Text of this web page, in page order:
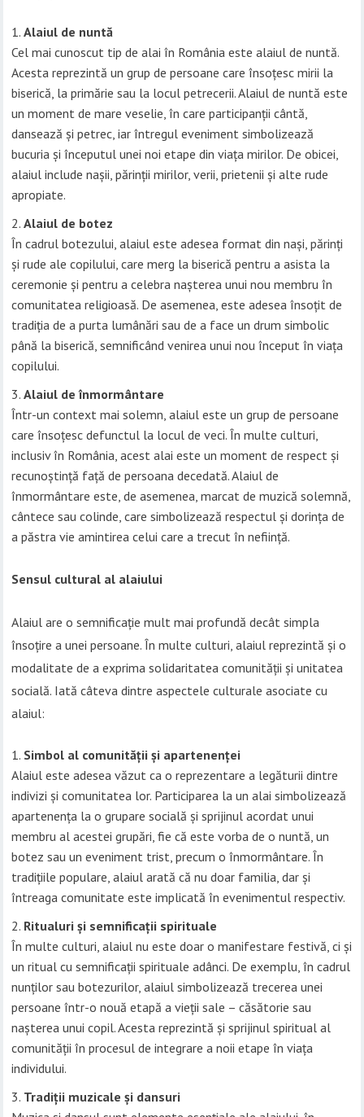
Alaiul de nuntă
Cel mai cunoscut tip de alai în România este alaiul de nuntă.
Acesta reprezintă un grup de persoane care însoțesc mirii la
biserică, la primărie sau la locul petrecerii. Alaiul de nuntă este
un moment de mare veselie, în care participanții cântă,
dansează și petrec, iar întregul eveniment simbolizează
bucuria și începutul unei noi etape din viața mirilor. De obicei,
alaiul include nașii, părinții mirilor, verii, prietenii și alte rude
apropiate.
Alaiul de botez
În cadrul botezului, alaiul este adesea format din nași, părinți
și rude ale copilului, care merg la biserică pentru a asista la
ceremonie și pentru a celebra nașterea unui nou membru în
comunitatea religioasă. De asemenea, este adesea însoțit de
tradiția de a purta lumânări sau de a face un drum simbolic
până la biserică, semnificând venirea unui nou început în viața
copilului.
Alaiul de înmormântare
Într-un context mai solemn, alaiul este un grup de persoane
care însoțesc defunctul la locul de veci. În multe culturi,
inclusiv în România, acest alai este un moment de respect și
recunoștință față de persoana decedată. Alaiul de
înmormântare este, de asemenea, marcat de muzică solemnă,
cântece sau colinde, care simbolizează respectul și dorința de
a păstra vie amintirea celui care a trecut în neființă.
Sensul cultural al alaiului
Alaiul are o semnificație mult mai profundă decât simpla
însoțire a unei persoane. În multe culturi, alaiul reprezintă și o
modalitate de a exprima solidaritatea comunității și unitatea
socială. Iată câteva dintre aspectele culturale asociate cu
alaiul:
Simbol al comunității și apartenenței
Alaiul este adesea văzut ca o reprezentare a legăturii dintre
indivizi și comunitatea lor. Participarea la un alai simbolizează
apartenența la o grupare socială și sprijinul acordat unui
membru al acestei grupări, fie că este vorba de o nuntă, un
botez sau un eveniment trist, precum o înmormântare. În
tradițiile populare, alaiul arată că nu doar familia, dar și
întreaga comunitate este implicată în evenimentul respectiv.
Ritualuri și semnificații spirituale
În multe culturi, alaiul nu este doar o manifestare festivă, ci și
un ritual cu semnificații spirituale adânci. De exemplu, în cadrul
nunților sau botezurilor, alaiul simbolizează trecerea unei
persoane într-o nouă etapă a vieții sale – căsătorie sau
nașterea unui copil. Acesta reprezintă și sprijinul spiritual al
comunității în procesul de integrare a noii etape în viața
individului.
Tradiții muzicale și dansuri